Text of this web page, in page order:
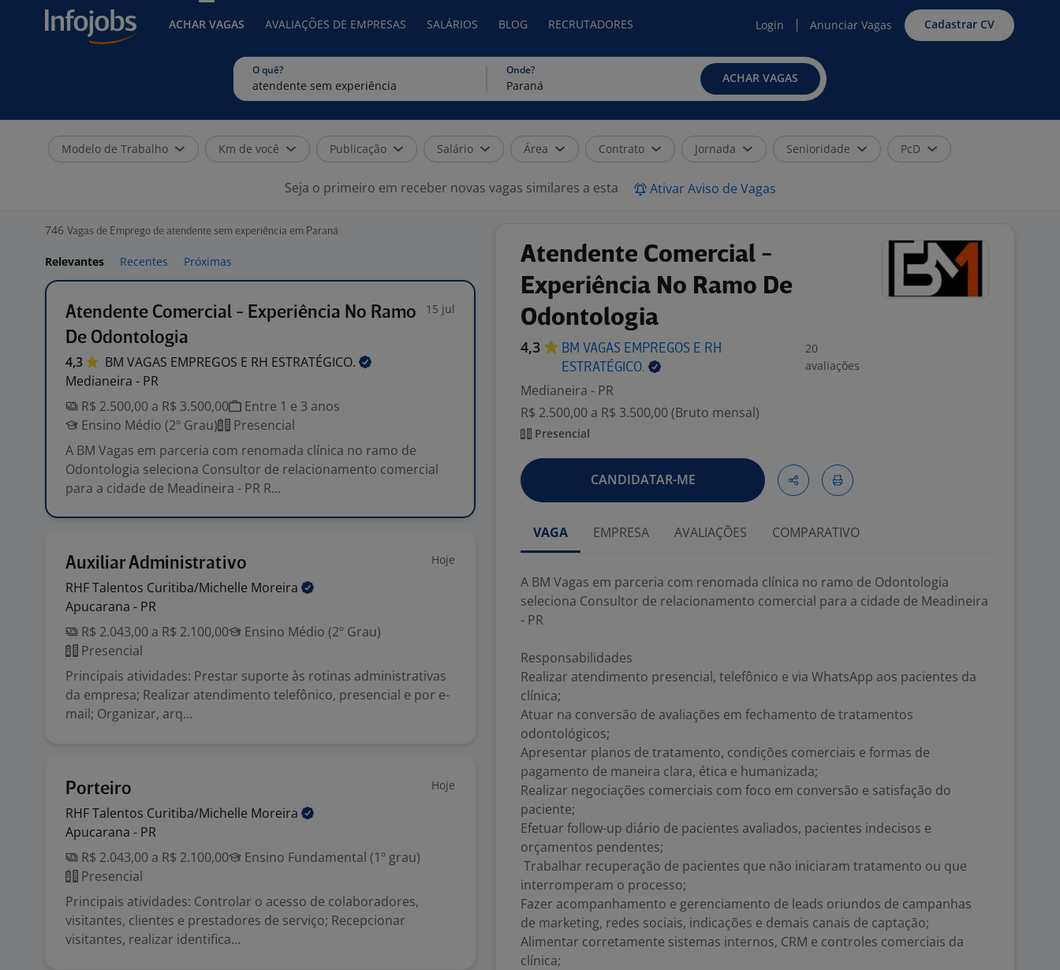
ACHAR VAGAS AVALIAÇÕES DE EMPRESAS SALÁRIOS BLOG RECRUTADORES Login Anunciar Vagas Cadastrar CV
O quê? Onde?
ACHAR VAGAS
Modelo de Trabalho Km de você Publicação Salário Área Contrato Jornada Senioridade PcD
Seja o primeiro em receber novas vagas similares a esta Ativar Aviso de Vagas
746 Vagas de Emprego de atendente sem experiência em Paraná
Relevantes Recentes Próximas
Atendente Comercial - Experiência No Ramo
De Odontologia
15 jul
4,3 BM VAGAS EMPREGOS E RH ESTRATÉGICO.
Medianeira - PR
R$ 2.500,00 a R$ 3.500,00
Entre 1 e 3 anos
Ensino Médio (2º Grau)
Presencial
A BM Vagas em parceria com renomada clínica no ramo de
Odontologia seleciona Consultor de relacionamento comercial
para a cidade de Meadineira - PR R...
Auxiliar Administrativo Hoje
RHF Talentos Curitiba/Michelle Moreira
Apucarana - PR
R$ 2.043,00 a R$ 2.100,00
Ensino Médio (2º Grau)
Presencial
Principais atividades: Prestar suporte às rotinas administrativas
da empresa; Realizar atendimento telefônico, presencial e por e-
mail; Organizar, arq...
Porteiro Hoje
RHF Talentos Curitiba/Michelle Moreira
Apucarana - PR
R$ 2.043,00 a R$ 2.100,00
Ensino Fundamental (1º grau)
Presencial
Principais atividades: Controlar o acesso de colaboradores,
visitantes, clientes e prestadores de serviço; Recepcionar
visitantes, realizar identifica...
Atendente Comercial -
Experiência No Ramo De
Odontologia
4,3
BM VAGAS EMPREGOS E RH
ESTRATÉGICO.
20
avaliações
Medianeira - PR
R$ 2.500,00 a R$ 3.500,00 (Bruto mensal)
Presencial
CANDIDATAR-ME
VAGA EMPRESA AVALIAÇÕES COMPARATIVO
A BM Vagas em parceria com renomada clínica no ramo de Odontologia
seleciona Consultor de relacionamento comercial para a cidade de Meadineira
- PR
Responsabilidades
Realizar atendimento presencial, telefônico e via WhatsApp aos pacientes da
clínica;
Atuar na conversão de avaliações em fechamento de tratamentos
odontológicos;
Apresentar planos de tratamento, condições comerciais e formas de
pagamento de maneira clara, ética e humanizada;
Realizar negociações comerciais com foco em conversão e satisfação do
paciente;
Efetuar follow-up diário de pacientes avaliados, pacientes indecisos e
orçamentos pendentes;
Trabalhar recuperação de pacientes que não iniciaram tratamento ou que
interromperam o processo;
Fazer acompanhamento e gerenciamento de leads oriundos de campanhas
de marketing, redes sociais, indicações e demais canais de captação;
Alimentar corretamente sistemas internos, CRM e controles comerciais da
clínica;